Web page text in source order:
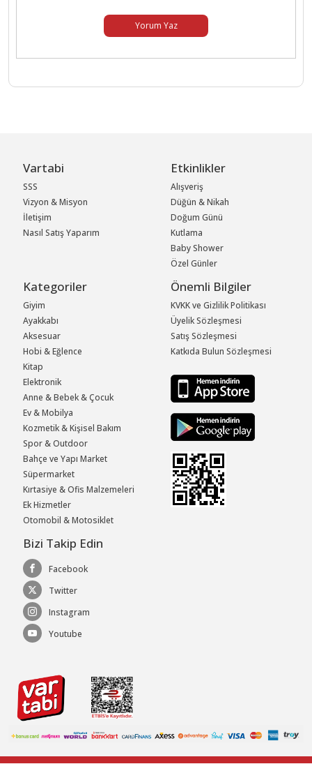
Yorum Yaz
Vartabi
SSS
Vizyon & Misyon
İletişim
Nasıl Satış Yaparım
Etkinlikler
Alışveriş
Düğün & Nikah
Doğum Günü
Kutlama
Baby Shower
Özel Günler
Kategoriler
Giyim
Ayakkabı
Aksesuar
Hobi & Eğlence
Kitap
Elektronik
Anne & Bebek & Çocuk
Ev & Mobilya
Kozmetik & Kişisel Bakım
Spor & Outdoor
Bahçe ve Yapı Market
Süpermarket
Kırtasiye & Ofis Malzemeleri
Ek Hizmetler
Otomobil & Motosiklet
Önemli Bilgiler
KVKK ve Gizlilik Politikası
Üyelik Sözleşmesi
Satış Sözleşmesi
Katkıda Bulun Sözleşmesi
Bizi Takip Edin
Facebook
Twitter
Instagram
Youtube